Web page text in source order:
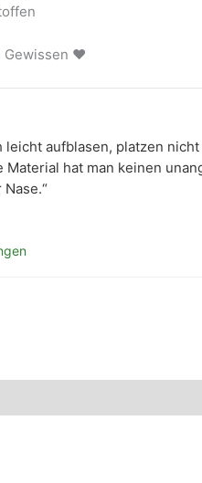
Gewissen ❤
leicht aufblasen, platzen
hat man keinen